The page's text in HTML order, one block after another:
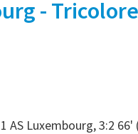
-
Luxembourg, 3:2